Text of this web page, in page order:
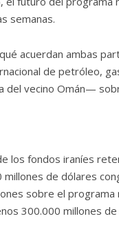
semanas.
acuerdan ambas
de petróleo,
del vecino Omán—
los fondos iraníes
millones de dólares
sobre el
300.000 millones